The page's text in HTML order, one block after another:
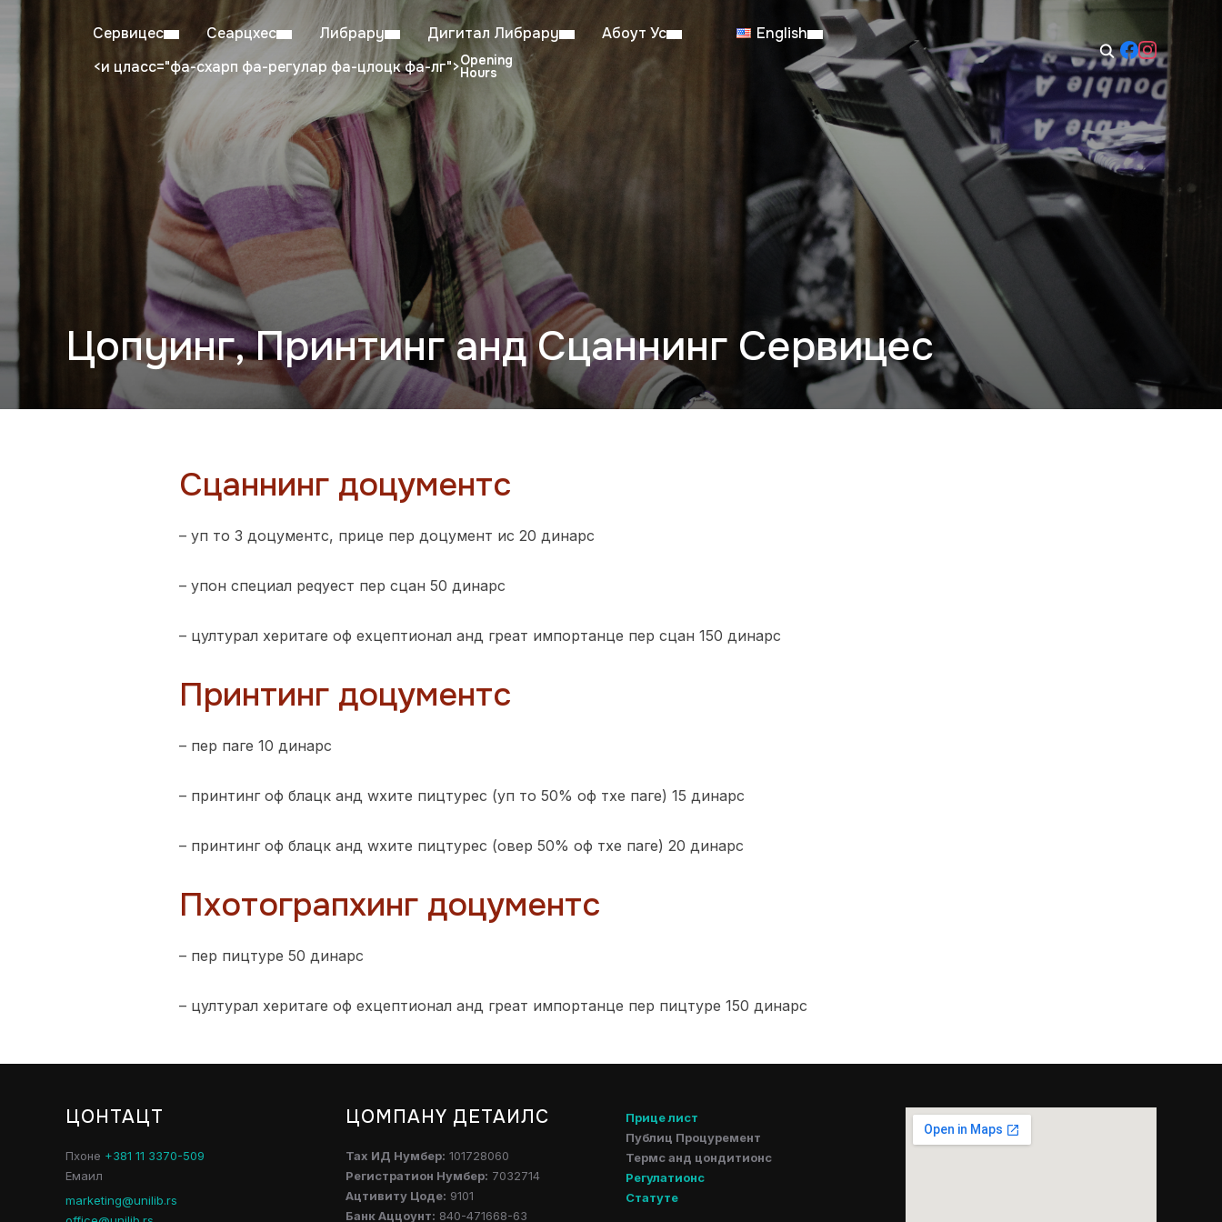
Сервицес Сеарцхес Либрарy Дигитал Либрарy Абоут Ус
English
<и цласс="фа-схарп фа-регулар фа-цлоцк фа-лг">
Цопyинг, Принтинг анд Сцаннинг Сервицес
Сцаннинг доцументс
– уп то 3 доцументс, прице пер доцумент ис 20 динарс
– упон специал реqуест пер сцан 50 динарс
– цултурал херитаге оф еxцептионал анд греат импортанце пер сцан 150 динарс
Принтинг доцументс
– пер паге 10 динарс
– принтинг оф блацк анд wхите пицтурес (уп то 50% оф тхе паге) 15 динарс
– принтинг оф блацк анд wхите пицтурес (овер 50% оф тхе паге) 20 динарс
Пхотограпхинг доцументс
– пер пицтуре 50 динарс
– цултурал херитаге оф еxцептионал анд греат импортанце пер пицтуре 150 динарс
ЦОНТАЦТ
Пхоне +381 11 3370-509
Емаил
marketing@unilib.rs
ЦОМПАНY ДЕТАИЛС
Таx ИД Нумбер: 101728060
Регистратион Нумбер: 7032714
Ацтивитy Цоде: 9101
Банк Аццоунт: 840-471668-63
Прице лист
Публиц Процуремент
Термс анд цондитионс
Регулатионс
Статуте
Mon–Fri: 08:00–20:00 Student Reading Room: 08:00–23:00 Sat: 08:00–14:00 Sun: Closed
Working hours from July 6th to August 29th